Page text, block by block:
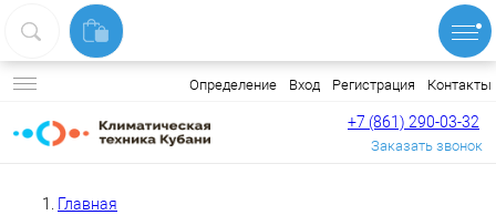
Определение Вход Регистрация Контакты
+7 (861) 290-03-32
Заказать звонок
Главная